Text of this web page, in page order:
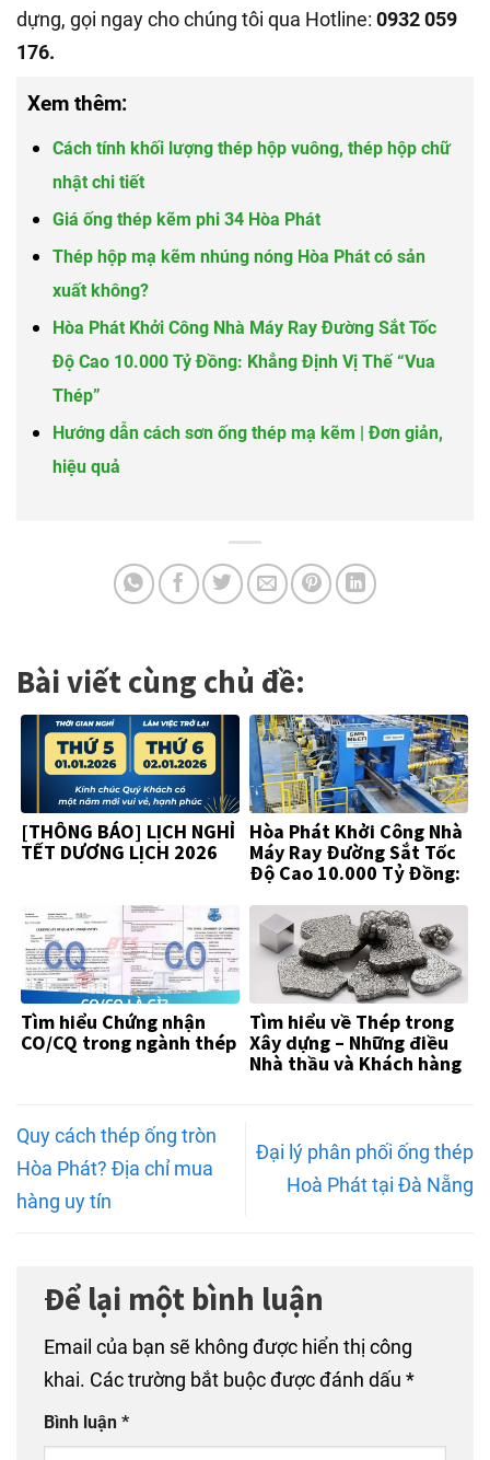
dựng, gọi ngay cho chúng tôi qua Hotline: 0932 059
176.
Xem thêm:
Cách tính khối lượng thép hộp vuông, thép hộp chữ
nhật chi tiết
Giá ống thép kẽm phi 34 Hòa Phát
Thép hộp mạ kẽm nhúng nóng Hòa Phát có sản
xuất không?
Hòa Phát Khởi Công Nhà Máy Ray Đường Sắt Tốc
Độ Cao 10.000 Tỷ Đồng: Khẳng Định Vị Thế “Vua
Thép”
Hướng dẫn cách sơn ống thép mạ kẽm | Đơn giản,
hiệu quả
Bài viết cùng chủ đề:
[THÔNG BÁO] LỊCH NGHỈ
TẾT DƯƠNG LỊCH 2026
Hòa Phát Khởi Công Nhà
Máy Ray Đường Sắt Tốc
Độ Cao 10.000 Tỷ Đồng:
Thép”
Tìm hiểu Chứng nhận
CO/CQ trong ngành thép
Tìm hiểu về Thép trong
Xây dựng – Những điều
Nhà thầu và Khách hàng
Quy cách thép ống tròn
Hòa Phát? Địa chỉ mua
hàng uy tín
Đại lý phân phối ống thép
Hoà Phát tại Đà Nẵng
Để lại một bình luận
Email của bạn sẽ không được hiển thị công
khai. Các trường bắt buộc được đánh dấu *
Bình luận *